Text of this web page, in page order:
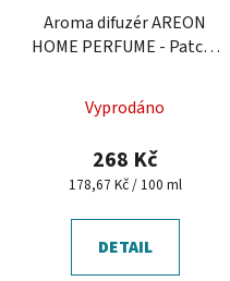
Aroma difuzér AREON
HOME PERFUME - Patch-
Vyprodáno
268 Kč
Měrná
178,67 Kč / 100 ml
DETAIL